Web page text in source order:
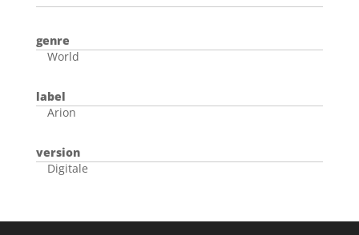
genre
World
label
Arion
version
Digitale